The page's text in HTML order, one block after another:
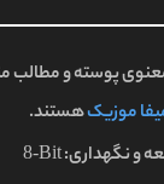
پوسته و مطالب
موزیکهستند.
و نگهداری:8-Bit